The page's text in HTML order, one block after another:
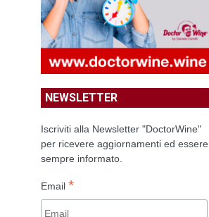
NEWSLETTER
Iscriviti alla Newsletter "DoctorWine"
per ricevere aggiornamenti ed essere
sempre informato.
Email *